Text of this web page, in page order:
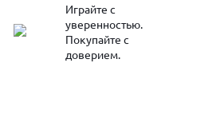
Играйте с
уверенностью.
Покупайте с
доверием.